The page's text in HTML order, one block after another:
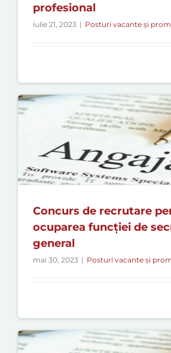
profesional
iulie 21, 2023 | Posturi vacante și
Concurs de recrutare
ocuparea funcției de
general
mai 30, 2023 | Posturi vacante și